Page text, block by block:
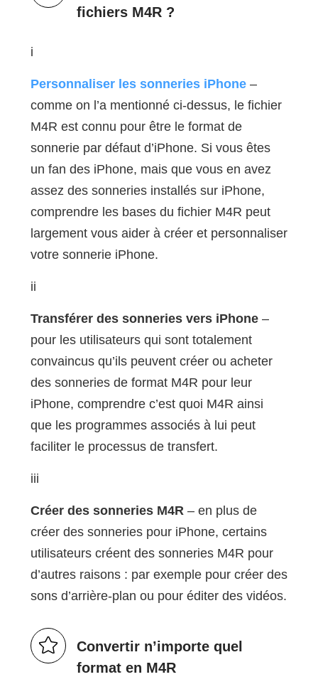
fichiers M4R ?
i
Personnaliser les sonneries iPhone–
comme on l’a mentionné ci-dessus, le fichier
M4R est connu pour être le format de
sonnerie par défaut d’iPhone. Si vous êtes
un fan des iPhone, mais que vous en avez
assez des sonneries installés sur iPhone,
comprendre les bases du fichier M4R peut
largement vous aider à créer et personnaliser
votre sonnerie iPhone.
ii
Transférer des sonneries vers iPhone–
pour les utilisateurs qui sont totalement
convaincus qu’ils peuvent créer ou acheter
des sonneries de format M4R pour leur
iPhone, comprendre c’est quoi M4R ainsi
que les programmes associés à lui peut
faciliter le processus de transfert.
iii
Créer des sonneries M4R– en plus de
créer des sonneries pour iPhone, certains
utilisateurs créent des sonneries M4R pour
d’autres raisons : par exemple pour créer des
sons d’arrière-plan ou pour éditer des vidéos.
Convertir n’importe quel
format en M4R